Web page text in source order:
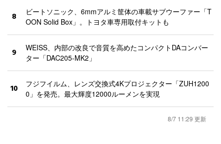
8
ビートソニック、6mmアルミ筐体の車載サブウーファー「T
OON Solid Box」。トヨタ車専用取付キットも
9
WEISS、内部の改良で音質を高めたコンパクトDAコンバー
ター「DAC205-MK2」
10
フジフイルム、レンズ交換式4Kプロジェクター「ZUH1200
0」を発売。最大輝度12000ルーメンを実現
8/7 11:29 更新